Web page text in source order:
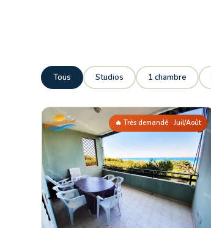
Tous Studios 1 chambre
🔥 Très demandé · Juil/Août